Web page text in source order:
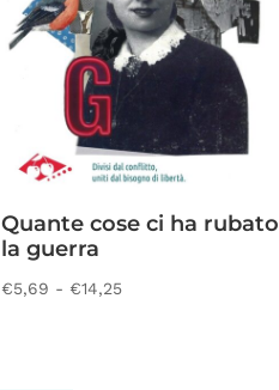
Quante cose ci ha rubato
la guerra
€5,69 - €14,25Fascia